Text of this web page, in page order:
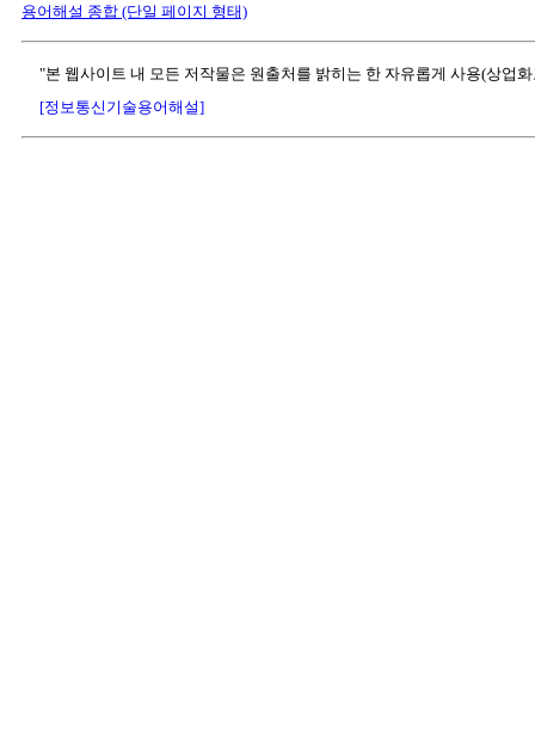
용어해설 종합 (단일 페이지 형태)
"본 웹사이트 내 모든 저작물은 원출처를 밝히는 한 자유롭게 사용(상업
[정보통신기술용어해설]